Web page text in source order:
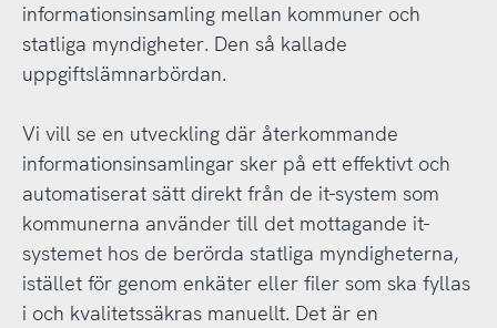
informationsinsamling mellan kommuner och
statliga myndigheter. Den så kallade
uppgiftslämnarbördan.
Vi vill se en utveckling där återkommande
informationsinsamlingar sker på ett effektivt och
automatiserat sätt direkt från de it-system som
kommunerna använder till det mottagande it-
systemet hos de berörda statliga myndigheterna,
istället för genom enkäter eller filer som ska fyllas
i och kvalitetssäkras manuellt. Det är en